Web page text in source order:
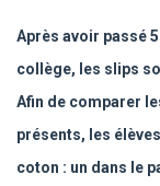
Après avoir passé
collège, les slips
Afin de comparer
présents, les
coton : un dans le